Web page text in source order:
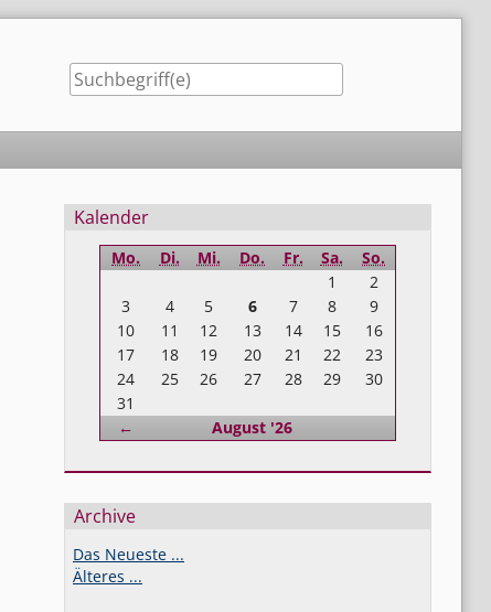
Seitenleiste
Kalender
Mo. Di. Mi. Do. Fr. Sa. So.
← August '26
1
2
3
4 5 6 7 8
9
10
11 12 13 14 15
16
17
18 19 20 21 22
23
24
25 26 27 28 29
30
31
Archive
Das Neueste ...
Älteres ...